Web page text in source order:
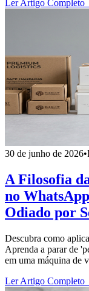
Ler Artigo
30 de junho de 2026•
A Filosofia
no
Odiado por
Descubra como
Aprenda a parar de
em uma máquina de
Ler Artigo Completo